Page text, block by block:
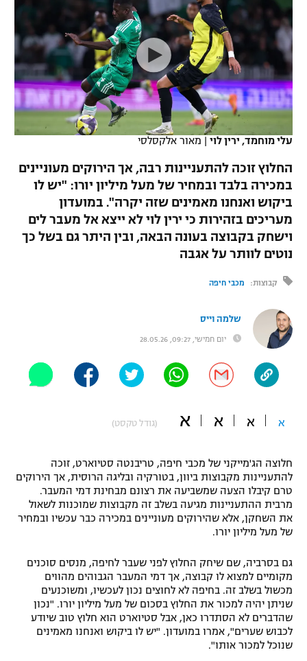
VOD
רץ ברשת
תוצאות
לוח שידורים
ברחבה
"מעל הליגה" – פודקאסט
"מחצית בשכונה" – פודקאסט
משתתפים וזוכים בפרסים
תקנון משתתפים וזוכים בפרסים
תקנון עבור פעילות ספורט 1 – "מרלן"
טניס
גיימינג E-Sports
תנאי שימוש
מדיניות פרטיות
תקנון פעילות ספורט 1
רשיון להקרנה פומבית לבית עסק
נבחרת ישראל
מכבי חיפה
בית"ר ירושלים
מכבי תל אביב
הפועל תל אביב
הפועל חיפה
הפועל באר שבע
מכבי נתניה
בני יהודה
ליגה ספרדית
ליגה איטלקית
ליגה צרפתית
ליגה הולנדית
ליגה טורקית
ליגות נוספות
כדורסל נשים
מכבי תל אביב
הפועל חולון
הפועל ירושלים
דני אבדיה
יורוליג
יורוקאפ
טניס
כדוריד
כדורעף
שחייה
ג'ודו
אגרוף
ספורט אולימפי
אופניים
ספורט מוטורי
בייסבול MLB
ספורט אתגרי ואקסטרים
אומנויות לחימה
גיימינג E-Sports
עלי מוחמד, ירין לוי | מאור אלקסלסי
החלוץ זוכה להתעניינות רבה, אך הירוקים מעוניינים
במכירה בלבד ובמחיר של מעל מיליון יורו: "יש לו
ביקוש ואנחנו מאמינים שזה יקרה". במועדון
מעריכים בזהירות כי ירין לוי לא ייצא אל מעבר לים
וישחק בקבוצה בעונה הבאה, ובין היתר גם בשל כך
נוטים לוותר על אגבה
קבוצות: מכבי חיפה
שלמה וייס
יום חמישי, 09:27, 28.05.26
א א א א (גודל טקסט)
חלוצה הג'מייקני של מכבי חיפה, טריבנטה סטיוארט, זוכה
להתעניינות מקבוצות ביוון, בטורקיה ובליגה הרוסית, אך הירוקים
טרם קיבלו הצעה שמשביעה את רצונם מבחינת דמי המעבר.
מרבית ההתעניינות מגיעה בשלב זה מקבוצות שמוכנות לשאול
את השחקן, אלא שהירוקים מעוניינים במכירה כבר עכשיו ובמחיר
של מעל מיליון יורו.
גם בסרביה, שם שיחק החלוץ לפני שעבר לחיפה, מנסים סוכנים
מקומיים למצוא לו קבוצה, אך דמי המעבר הגבוהים מהווים
מכשול בשלב זה. בחיפה לא לחוצים נכון לעכשיו, ומשוכנעים
שניתן יהיה למכור את החלוץ בסכום של מעל מיליון יורו. "נכון
שהדברים לא הסתדרו כאן, אבל סטיוארט הוא חלוץ טוב שיודע
לכבוש שערים", אמרו במועדון. "יש לו ביקוש ואנחנו מאמינים
שנוכל למכור אותו".